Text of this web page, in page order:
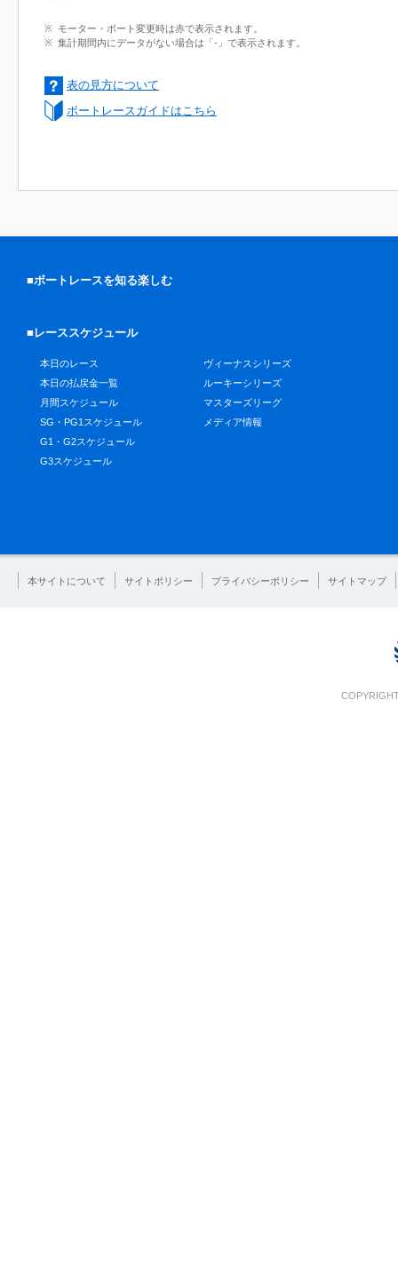
モーター・ボート変更時は赤で表示されます。
集計期間内にデータがない場合は「-」で表示されます。
表の見方について
ボートレースガイドはこちら
■ボートレースを知る楽しむ
■レーススケジュール
本日のレース
本日の払戻金一覧
月間スケジュール
SG・PG1スケジュール
G1・G2スケジュール
G3スケジュール
ヴィーナスシリーズ
ルーキーシリーズ
マスターズリーグ
メディア情報
本サイトについて サイトポリシー プライバシーポリシー サイトマップ